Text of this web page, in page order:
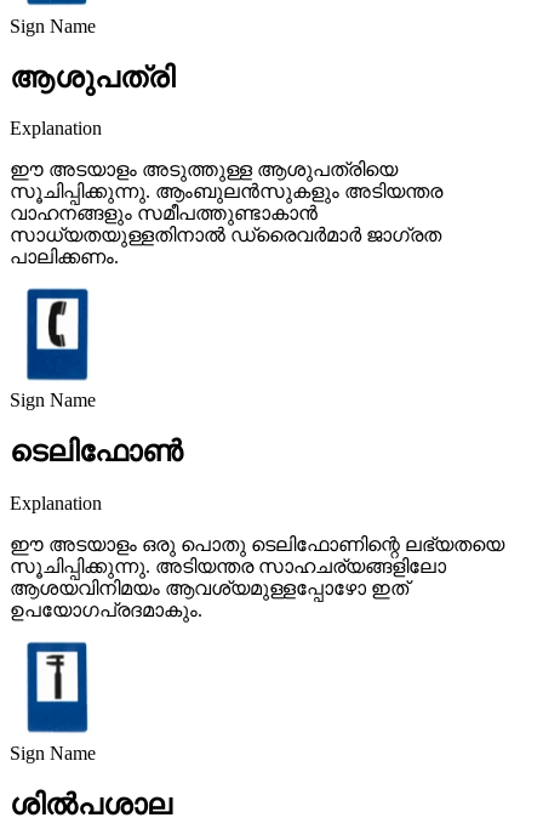
Sign Name
ആശുപത്രി
Explanation
ഈ അടയാളം അടുത്തുള്ള ആശുപത്രിയെ
സൂചിപ്പിക്കുന്നു. ആംബുലൻസുകളും അടിയന്തര
വാഹനങ്ങളും സമീപത്തുണ്ടാകാൻ
സാധ്യതയുള്ളതിനാൽ ഡ്രൈവർമാർ ജാഗ്രത
പാലിക്കണം.
Sign Name
ടെലിഫോൺ
Explanation
ഈ അടയാളം ഒരു പൊതു ടെലിഫോണിന്റെ ലഭ്യതയെ
സൂചിപ്പിക്കുന്നു. അടിയന്തര സാഹചര്യങ്ങളിലോ
ആശയവിനിമയം ആവശ്യമുള്ളപ്പോഴോ ഇത്
ഉപയോഗപ്രദമാകും.
Sign Name
ശിൽപശാല